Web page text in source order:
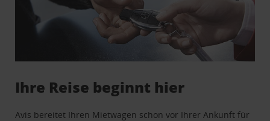
Ihre Reise beginnt hier
Avis bereitet Ihren Mietwagen schon vor Ihrer Ankunft für